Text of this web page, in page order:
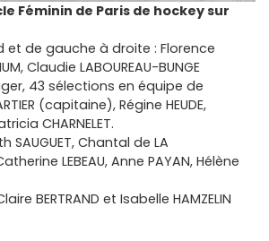
Féminin de Paris de hockey sur
et de gauche à droite : Florence
Claudie LABOUREAU-BUNGE
43 sélections en équipe de
(capitaine), Régine HEUDE,
CHARNELET.
SAUGUET, Chantal de LA
LEBEAU, Anne PAYAN, Hélène
BERTRAND et Isabelle HAMZELIN